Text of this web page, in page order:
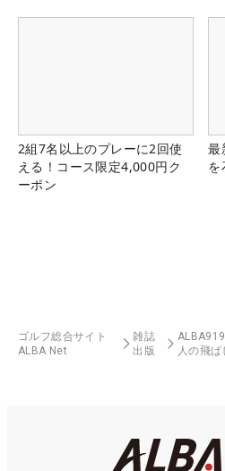
2組7名以上のプレーに2回使
える！コース限定4,000円ク
ーポン
最
を
ゴルフ総合サイト
ALBA Net
雑誌
出版
人の飛ば